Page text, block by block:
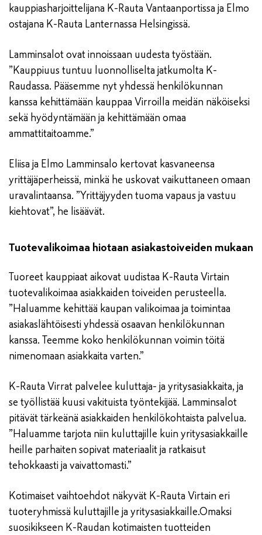
kauppiasharjoittelijana K-Rauta Vantaanportissa ja Elmo
ostajana K-Rauta Lanternassa Helsingissä.
Lamminsalot ovat innoissaan uudesta työstään.
”Kauppiuus tuntuu luonnolliselta jatkumolta K-
Raudassa. Pääsemme nyt yhdessä henkilökunnan
kanssa kehittämään kauppaa Virroilla meidän näköiseksi
sekä hyödyntämään ja kehittämään omaa
ammattitaitoamme.”
Eliisa ja Elmo Lamminsalo kertovat kasvaneensa
yrittäjäperheissä, minkä he uskovat vaikuttaneen omaan
uravalintaansa. ”Yrittäjyyden tuoma vapaus ja vastuu
kiehtovat”, he lisäävät.
Tuotevalikoimaa hiotaan asiakastoiveiden mukaan
Tuoreet kauppiaat aikovat uudistaa K-Rauta Virtain
tuotevalikoimaa asiakkaiden toiveiden perusteella.
”Haluamme kehittää kaupan valikoimaa ja toimintaa
asiakaslähtöisesti yhdessä osaavan henkilökunnan
kanssa. Teemme koko henkilökunnan voimin töitä
nimenomaan asiakkaita varten.”
K-Rauta Virrat palvelee kuluttaja- ja yritysasiakkaita, ja
se työllistää kuusi vakituista työntekijää. Lamminsalot
pitävät tärkeänä asiakkaiden henkilökohtaista palvelua.
”Haluamme tarjota niin kuluttajille kuin yritysasiakkaille
heille parhaiten sopivat materiaalit ja ratkaisut
tehokkaasti ja vaivattomasti.”
Kotimaiset vaihtoehdot näkyvät K-Rauta Virtain eri
tuoteryhmissä kuluttajille ja yritysasiakkaille.Omaksi
suosikikseen K-Raudan kotimaisten tuotteiden